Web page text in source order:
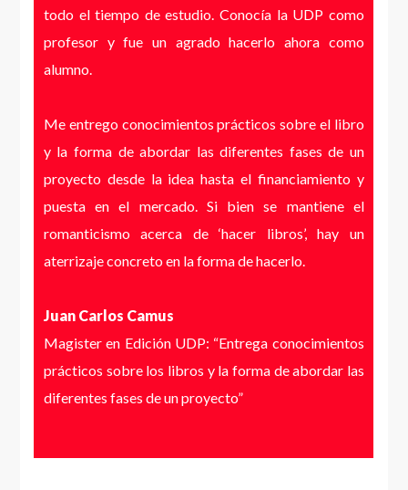
todo el tiempo de estudio. Conocía la UDP como
profesor y fue un agrado hacerlo ahora como
alumno.
Me entrego conocimientos prácticos sobre el libro
y la forma de abordar las diferentes fases de un
proyecto desde la idea hasta el financiamiento y
puesta en el mercado. Si bien se mantiene el
romanticismo acerca de ‘hacer libros’, hay un
aterrizaje concreto en la forma de hacerlo.
Juan Carlos Camus
Magister en Edición UDP: “Entrega conocimientos
prácticos sobre los libros y la forma de abordar las
diferentes fases de un proyecto”
agradezco muchísimo y hasta hoy estoy en
contacto con varios de ellos. El magíster me
entregó las herramientas para enfrentarme a
permitió reinventar mi vida laboral y poder
dedicarme a lo que realmente me gusta hacer.
El Magíster en Edición es el programa más
completo y sólido que puede encontrar alguien
interesado en trabajar en el mundo editorial. Hay
muy bien. Como es un magíster profesional, la
dedicación está en el hacer, y creo que eso es lo más
importante cuando quieres dedicarte a un oficio
como este, en el que nunca terminas de aprender.